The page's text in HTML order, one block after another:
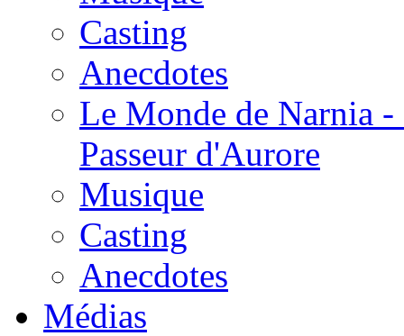
Casting
Anecdotes
Le Monde de Narnia
Passeur d'Aurore
Musique
Casting
Anecdotes
Médias